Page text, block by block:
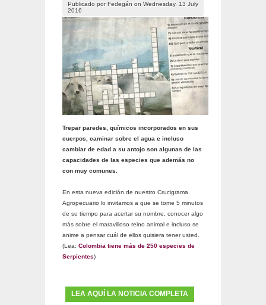
Publicado por Fedegán on Wednesday, 13 July
2016
Trepar paredes, químicos incorporados en sus
cuerpos, caminar sobre el agua e incluso
cambiar de edad a su antojo son algunas de las
capacidades de las especies que además no
con muy comunes.
En esta nueva edición de nuestro Crucigrama
Agropecuario lo invitamos a que se tome 5 minutos
de su tiempo para acertar su nombre, conocer algo
más sobre el maravilloso reino animal e incluso se
anime a pensar cuál de ellos quisiera tener usted.
(Lea: Colombia tiene más de 250 especies de
Serpientes)
LEA AQUÍ LA NOTICIA COMPLETA